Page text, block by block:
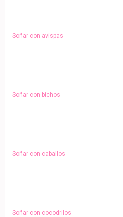
Soñar con avispas
Soñar con bichos
Soñar con caballos
Soñar con cocodrilos